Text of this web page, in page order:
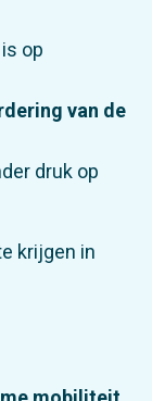
op
van de
druk op
krijgen in